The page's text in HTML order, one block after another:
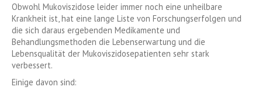
Obwohl Mukoviszidose leider immer noch eine unheilbare
Krankheit ist, hat eine lange Liste von Forschungserfolgen und
die sich daraus ergebenden Medikamente und
Behandlungsmethoden die Lebenserwartung und die
Lebensqualität der Mukoviszidosepatienten sehr stark
verbessert.
Einige davon sind: